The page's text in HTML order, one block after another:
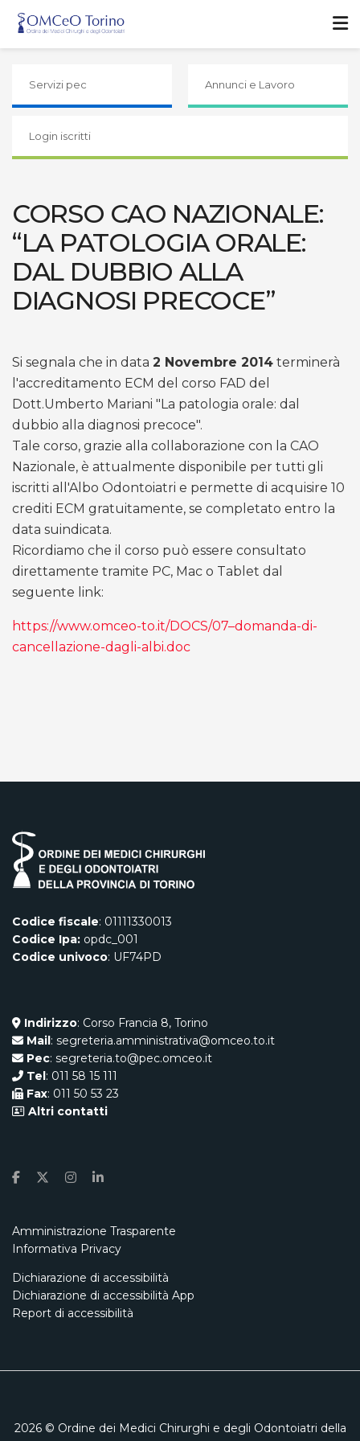
Servizi pec Annunci e Lavoro
Login iscritti
CORSO CAO NAZIONALE:
“LA PATOLOGIA ORALE:
DAL DUBBIO ALLA
DIAGNOSI PRECOCE”
Si segnala che in data 2 Novembre 2014 terminerà
l'accreditamento ECM del corso FAD del
Dott.Umberto Mariani "La patologia orale: dal
dubbio alla diagnosi precoce".
Tale corso, grazie alla collaborazione con la CAO
Nazionale, è attualmente disponibile per tutti gli
iscritti all'Albo Odontoiatri e permette di acquisire 10
crediti ECM gratuitamente, se completato entro la
data suindicata.
Ricordiamo che il corso può essere consultato
direttamente tramite PC, Mac o Tablet dal
seguente link:
https://www.omceo-to.it/DOCS/07–domanda-di-
cancellazione-dagli-albi.doc
Codice fiscale: 01111330013
Codice Ipa: opdc_001
Codice univoco: UF74PD
Indirizzo: Corso Francia 8, Torino
Mail: segreteria.amministrativa@omceo.to.it
Pec: segreteria.to@pec.omceo.it
Tel: 011 58 15 111
Fax: 011 50 53 23
Altri contatti
Amministrazione Trasparente
Informativa Privacy
Dichiarazione di accessibilità
Dichiarazione di accessibilità App
Report di accessibilità
2026© Ordine dei Medici Chirurghi e degli Odontoiatri della